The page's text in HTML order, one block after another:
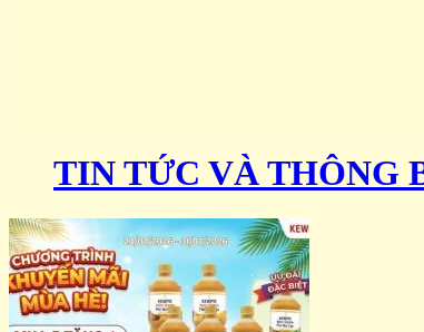
TIN TỨC VÀ THÔNG